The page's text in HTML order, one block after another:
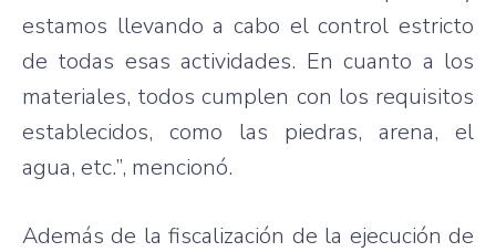
estamos llevando a cabo el control estricto
de todas esas actividades. En cuanto a los
materiales, todos cumplen con los requisitos
establecidos, como las piedras, arena, el
agua, etc.”, mencionó.
Además de la fiscalización de la ejecución de